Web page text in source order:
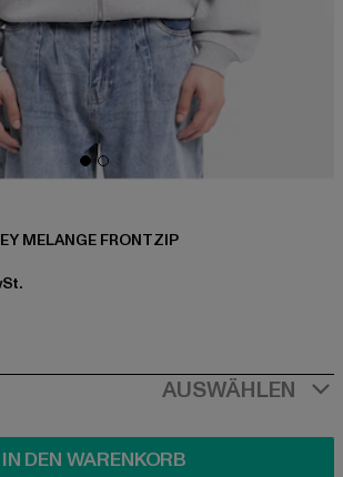
MELANGE FRONTZIP
51,99 EUR
AUSWÄHLEN
IN DEN WARENKORB